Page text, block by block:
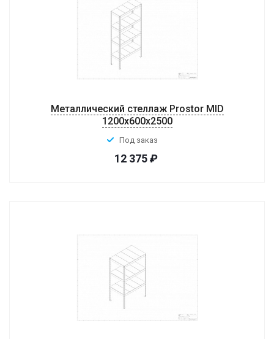
Металлический стеллаж Prostor MID
1200x600x2500
Под заказ
12 375₽